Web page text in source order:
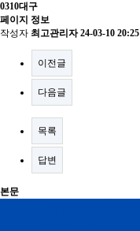
0310대구
페이지 정보
작성자 최고관리자 24-03-10 20:25
이전글
다음글
목록
답변
본문